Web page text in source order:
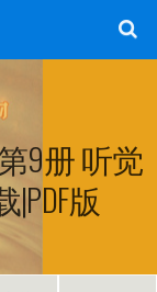
9册 听觉
版